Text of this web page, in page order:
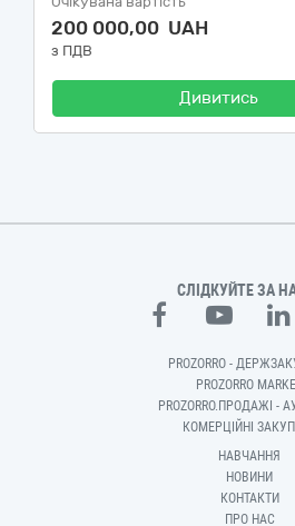
200 000,00 UAH
з ПДВ
Дивитись
СЛІДКУЙТЕ ЗА
PROZORRO -
PROZORRO
PROZORRO.ПРОДАЖІ -
КОМЕРЦІЙНІ
НАВЧАННЯ
НОВИНИ
КОНТАКТИ
ПРО НАС